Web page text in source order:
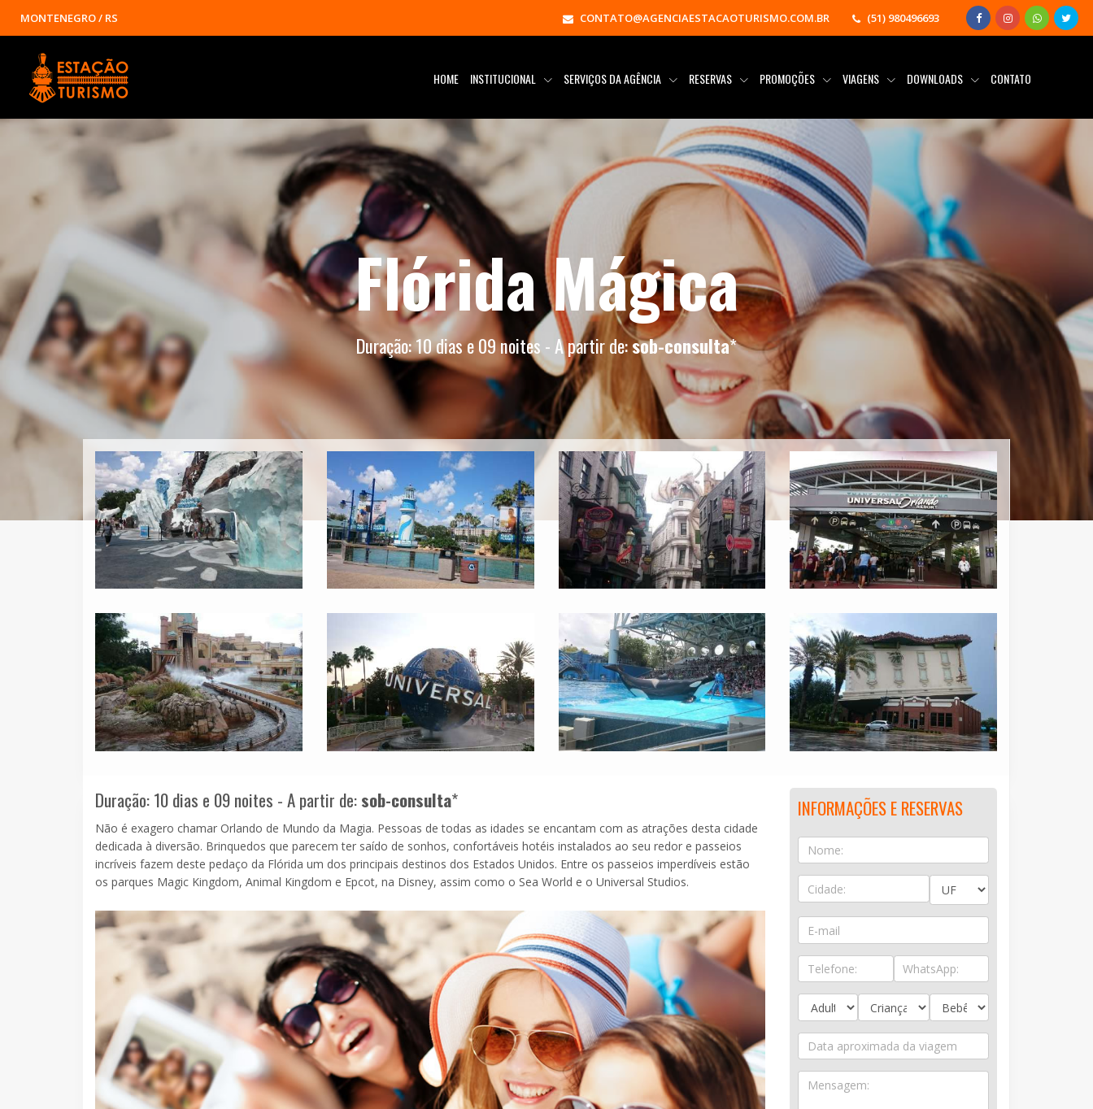
MONTENEGRO / RS CONTATO@AGENCIAESTACAOTURISMO.COM.BR (51) 980496693
HOME INSTITUCIONAL SERVIÇOS DA AGÊNCIA RESERVAS PROMOÇÕES VIAGENS DOWNLOADS CONTATO
Flórida Mágica
Duração: 10 dias e 09 noites - A partir de:sob-consulta*
Duração: 10 dias e 09 noites - A partir de:sob-consulta*
Não é exagero chamar Orlando de Mundo da Magia. Pessoas de todas as idades se encantam com as atrações desta cidade
dedicada à diversão. Brinquedos que parecem ter saído de sonhos, confortáveis hotéis instalados ao seu redor e passeios
incríveis fazem deste pedaço da Flórida um dos principais destinos dos Estados Unidos. Entre os passeios imperdíveis estão
os parques Magic Kingdom, Animal Kingdom e Epcot, na Disney, assim como o Sea World e o Universal Studios.
INFORMAÇÕES E RESERVAS